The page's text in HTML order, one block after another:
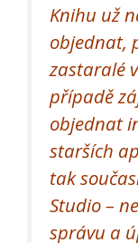
Knihu už
objednat,
zastaralé
případě
objednat
starších
tak
Studio –
správu a